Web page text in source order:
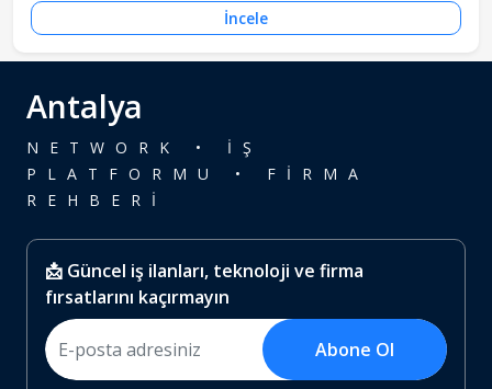
İncele
Antalya
NETWORK • İŞ
PLATFORMU • FİRMA
REHBERİ
📩 Güncel iş ilanları, teknoloji ve firma
fırsatlarını kaçırmayın
Abone Ol